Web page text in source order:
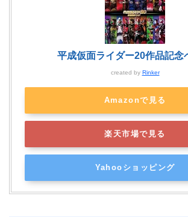
平成仮面ライダー20作品記念
created by Rinker
Amazonで見る
楽天市場で見る
Yahooショッピング